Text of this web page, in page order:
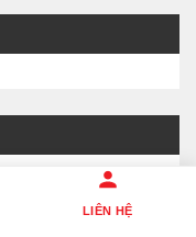
LIÊN HỆ